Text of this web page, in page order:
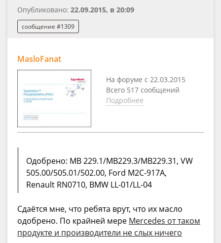
Опубликовано: 22.09.2015, в 20:09
сообщение #1309
MasloFanat
На форуме с 22.03.2015
Всего 517 сообщений
Подробнее
Одобрено: MB 229.1/MB229.3/MB229.31, VW
505.00/505.01/502.00, Ford M2C-917A,
Renault RN0710, BMW LL-01/LL-04
Сдаётся мне, что ребята врут, что их масло
одобрено. По крайней мере Mercedes от таком
продукте и производители не слых ничего